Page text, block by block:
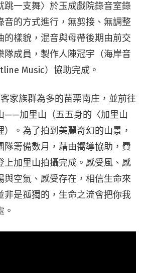
跳一支舞〉於玉成戲院錄音室錄
音的方式進行，無剪接、無調整
的樣貌，混音與母帶後期由前交
隊成員，製作人陳冠宇（海岸音
Music）協助完成。
家族群為多的苗栗南庄，並前往
——加里山（五五身的〈加里山
）。為了拍到美麗奇幻的山景，
隊籌備數月，藉由嚮導協助，費
上加里山拍攝完成。感受風、感
與空氣、感受存在，相信生命來
非是孤獨的，生命之流會把你我
。